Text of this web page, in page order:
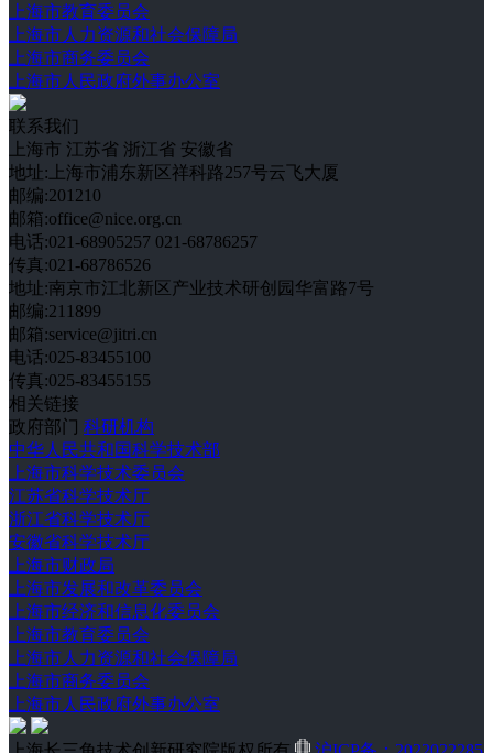
上海市教育委员会
上海市人力资源和社会保障局
上海市商务委员会
上海市人民政府外事办公室
联系我们
上海市 江苏省 浙江省 安徽省
地址:上海市浦东新区祥科路257号云飞大厦
邮编:201210
邮箱:office@nice.org.cn
电话:021-68905257 021-68786257
传真:021-68786526
地址:南京市江北新区产业技术研创园华富路7号
邮编:211899
邮箱:service@jitri.cn
电话:025-83455100
传真:025-83455155
相关链接
政府部门 科研机构
中华人民共和国科学技术部
上海市科学技术委员会
江苏省科学技术厅
浙江省科学技术厅
安徽省科学技术厅
上海市财政局
上海市发展和改革委员会
上海市经济和信息化委员会
上海市教育委员会
上海市人力资源和社会保障局
上海市商务委员会
上海市人民政府外事办公室